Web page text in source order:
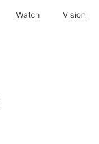
Watch Vision